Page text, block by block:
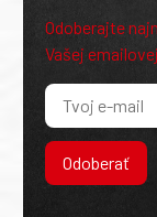
Odoberajte
Vašej
Odoberať